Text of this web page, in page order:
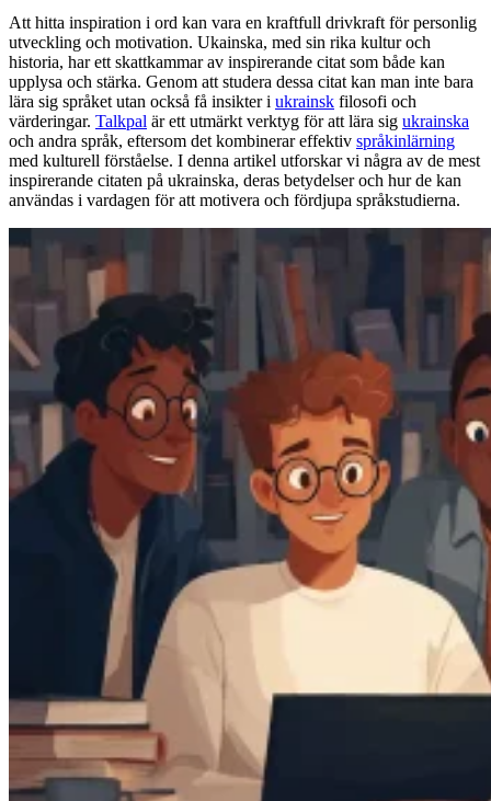
Att hitta inspiration i ord kan vara en kraftfull drivkraft för personlig
utveckling och motivation. Ukainska, med sin rika kultur och
historia, har ett skattkammar av inspirerande citat som både kan
upplysa och stärka. Genom att studera dessa citat kan man inte bara
lära sig språket utan också få insikter i ukrainsk filosofi och
värderingar. Talkpal är ett utmärkt verktyg för att lära sig ukrainska
och andra språk, eftersom det kombinerar effektiv språkinlärning
med kulturell förståelse. I denna artikel utforskar vi några av de mest
inspirerande citaten på ukrainska, deras betydelser och hur de kan
användas i vardagen för att motivera och fördjupa språkstudierna.